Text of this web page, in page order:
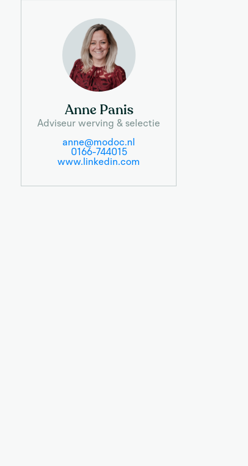
Anne Panis
Adviseur werving & selectie
anne@modoc.nl
0166-744015
www.linkedin.com